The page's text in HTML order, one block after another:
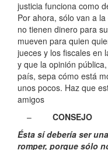
justicia funciona como
Por ahora, sólo van a
no tienen dinero para
mueven para quien
jueces y los fiscales en
y que la opinión
país, sepa cómo está
unos pocos. Haz que
amigos
– CONSEJO
Ésta sí debería ser
romper, porque sólo